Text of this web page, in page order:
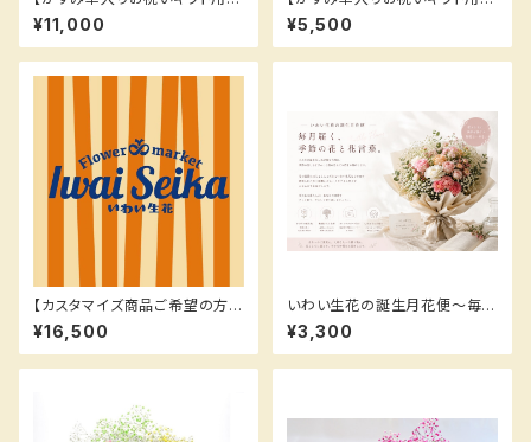
束】
¥11,000
束】お任せカラー
¥5,500
【カスタマイズ商品ご希望の方は
こちら】¥16500
¥16,500
いわい生花の誕生月花便～毎月
届く、季節の花と花言葉～ /花
の定期便
¥3,300